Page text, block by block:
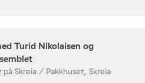
Turid Nikolaisen og
på Skreia / Pakkhuset, Skreia